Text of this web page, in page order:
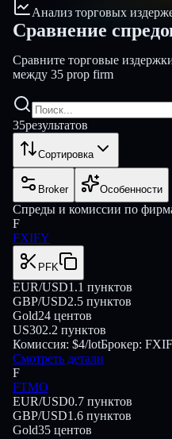
Анализ торговых
Сравнение
Сравните торговые
между 35 prop firm
35результатов
Сортировка
Broker Особенности
Спреды и комиссии по
F
FXIFY
PFK
EUR/USD1.1 пунктов
GBP/USD2.5 пунктов
Gold24 центов
US302.2 пунктов
Комиссия: $4/lotБрокер:
Смотреть детали
F
FTMO
EUR/USD0.7 пунктов
GBP/USD1.6 пунктов
Gold35 центов